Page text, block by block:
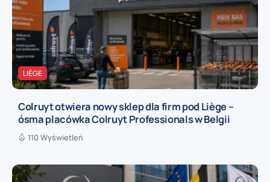
LIÈGE
Colruyt otwiera nowy sklep dla firm pod Liège –
ósma placówka Colruyt Professionals w Belgii
110 Wyświetleń